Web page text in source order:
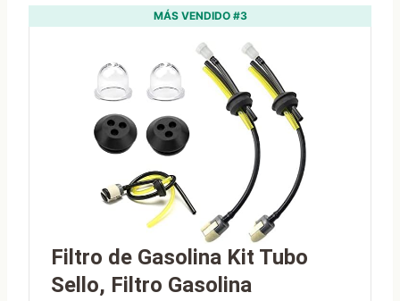
MÁS VENDIDO #3
Filtro de Gasolina Kit Tubo
Sello, Filtro Gasolina